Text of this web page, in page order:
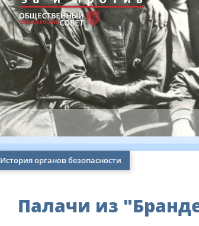
История органов безопасности
Палачи из